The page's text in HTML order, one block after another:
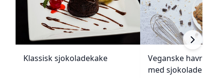
Klassisk sjokoladekake
Veganske
med sjokolade